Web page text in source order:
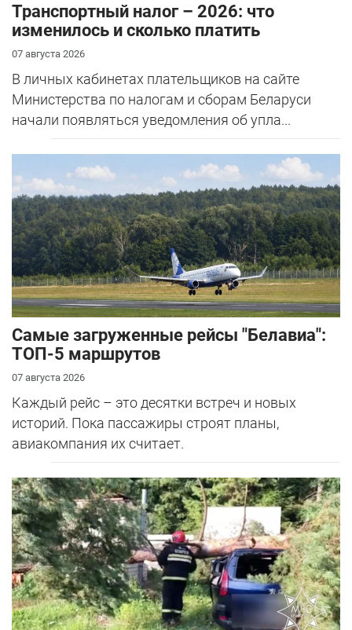
Транспортный налог – 2026: что
изменилось и сколько платить
07 августа 2026
В личных кабинетах плательщиков на сайте
Министерства по налогам и сборам Беларуси
начали появляться уведомления об упла...
Самые загруженные рейсы "Белавиа":
ТОП-5 маршрутов
07 августа 2026
Каждый рейс – это десятки встреч и новых
историй. Пока пассажиры строят планы,
авиакомпания их считает.